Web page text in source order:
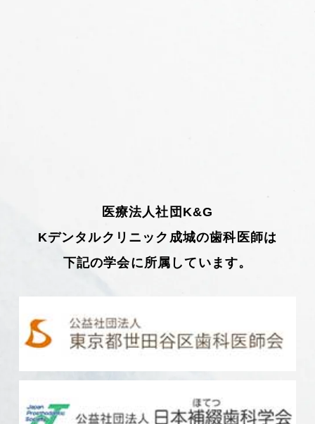
医療法人社団K&G
Kデンタルクリニック成城の歯科医師は
下記の学会に所属しています。